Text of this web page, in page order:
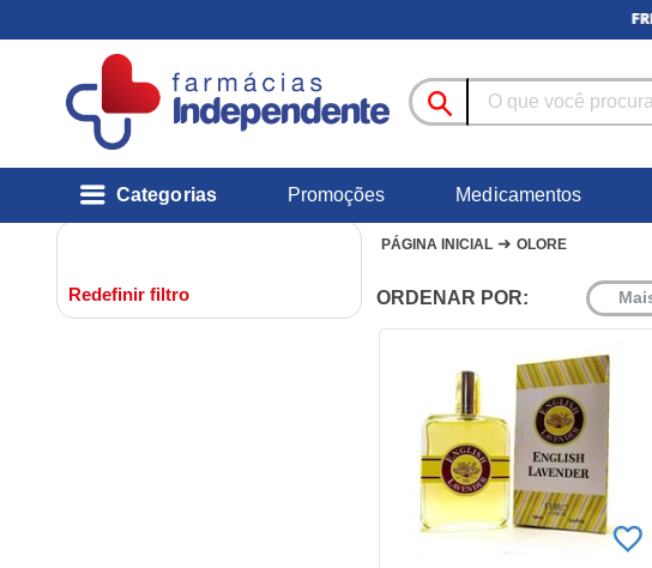
Categorias Promoções Medicamentos
Redefinir filtro
PÁGINA INICIAL ➜ OLORE
ORDENAR POR: